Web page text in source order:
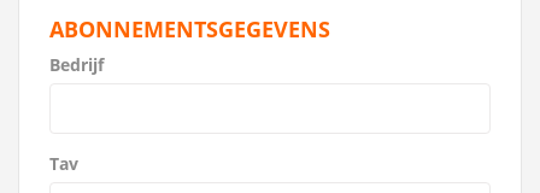
ABONNEMENTSGEGEVENS
Bedrijf
Tav